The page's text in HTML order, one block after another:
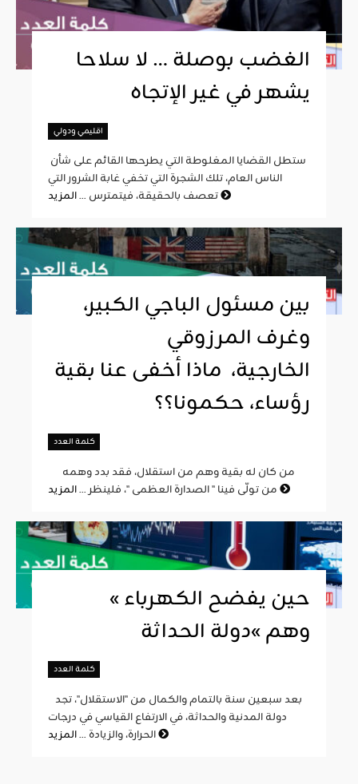
الغضب بوصلة … لا سلاحا
يشهر في غير الإتجاه
اقليمي ودولي
الناس العام، تلك الشجرة التي تخفي غابة الشرور التي
تعصف بالحقيقة، فيتمترس ...
بين مسئول الباجي الكبير،
وغرف المرزوقي
الخارجية، ماذا أخفى عنا بقية
رؤساء، حكمونا؟؟
كلمة العدد
من تولّى فينا " الصدارة العظمى "، فلينظر ...
« حين يفضح الكهرباء
وهم »دولة الحداثة
كلمة العدد
دولة المدنية والحداثة، في الارتفاع القياسي في درجات
الحرارة، والزيادة ...